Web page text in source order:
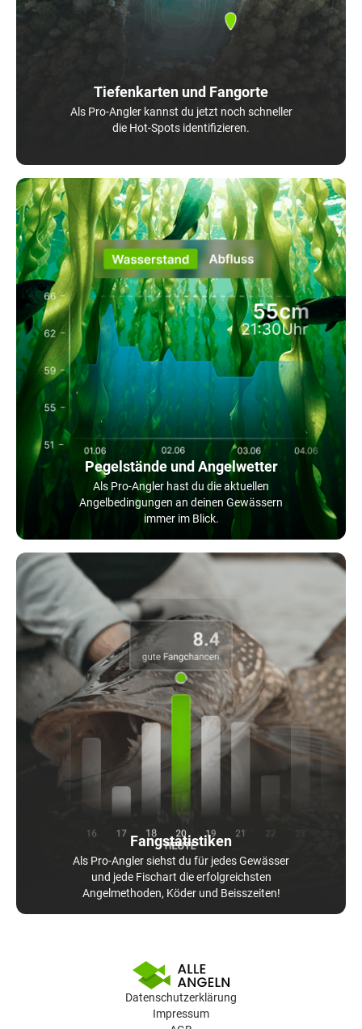
Tiefenkarten und Fangorte
Als Pro-Angler kannst du jetzt noch schneller
die Hot-Spots identifizieren.
Pegelstände und Angelwetter
Als Pro-Angler hast du die aktuellen
Angelbedingungen an deinen Gewässern
immer im Blick.
Fangstatistiken
Als Pro-Angler siehst du für jedes Gewässer
und jede Fischart die erfolgreichsten
Angelmethoden, Köder und Beisszeiten!
Datenschutzerklärung
Impressum